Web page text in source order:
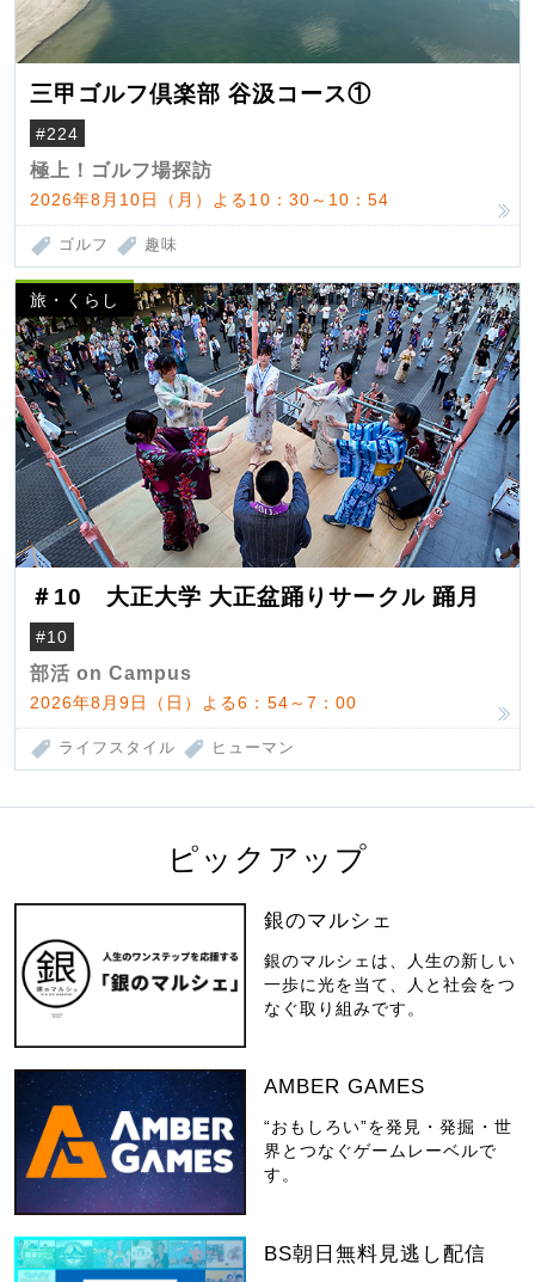
三甲ゴルフ倶楽部 谷汲コース①
#224
極上！ゴルフ場探訪
2026年8月10日（月）よる10：30～10：54
ゴルフ 趣味
旅・くらし
＃10 大正大学 大正盆踊りサークル 踊月
#10
部活 on Campus
2026年8月9日（日）よる6：54～7：00
ライフスタイル ヒューマン
ピックアップ
銀のマルシェ
銀のマルシェは、人生の新しい
一歩に光を当て、人と社会をつ
なぐ取り組みです。
AMBER GAMES
“おもしろい”を発見・発掘・世
界とつなぐゲームレーベルで
す。
BS朝日無料見逃し配信